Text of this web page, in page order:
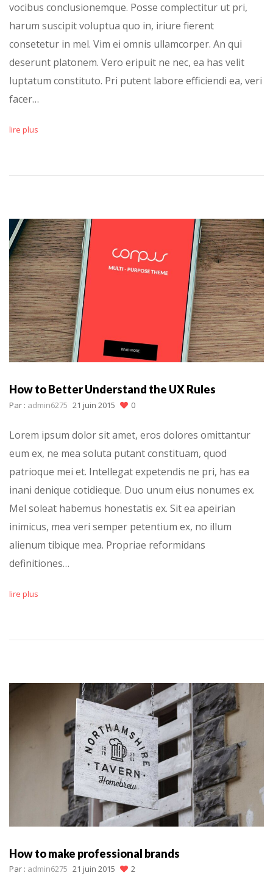
vocibus conclusionemque. Posse complectitur ut pri,
harum suscipit voluptua quo in, iriure fierent
consetetur in mel. Vim ei omnis ullamcorper. An qui
deserunt platonem. Vero eripuit ne nec, ea has velit
luptatum constituto. Pri putent labore efficiendi ea, veri
facer…
lire plus
How to Better Understand the UX Rules
Par : admin6275 21 juin 2015 0
Lorem ipsum dolor sit amet, eros dolores omittantur
eum ex, ne mea soluta putant constituam, quod
patrioque mei et. Intellegat expetendis ne pri, has ea
inani denique cotidieque. Duo unum eius nonumes ex.
Mel soleat habemus honestatis ex. Sit ea apeirian
inimicus, mea veri semper petentium ex, no illum
alienum tibique mea. Propriae reformidans
definitiones…
lire plus
How to make professional brands
Par : admin6275 21 juin 2015 2